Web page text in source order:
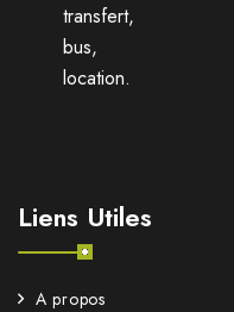
transfert,
bus,
location.
Liens Utiles
A propos